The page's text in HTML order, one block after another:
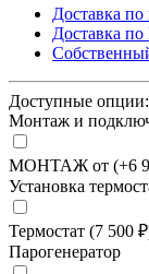
Доставка по
Доставка
Доступные опции:
Монтаж и
МОНТАЖ от (+6
Установка
Термостат (7 500
Парогенератор